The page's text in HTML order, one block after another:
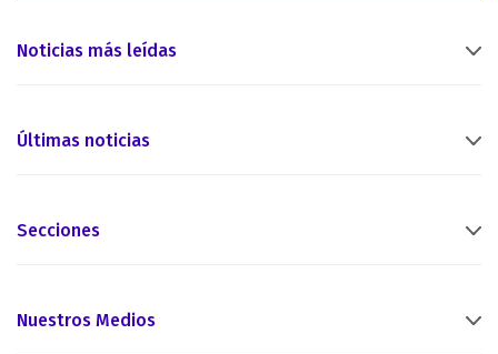
Noticias más leídas
Últimas noticias
Secciones
Nuestros Medios